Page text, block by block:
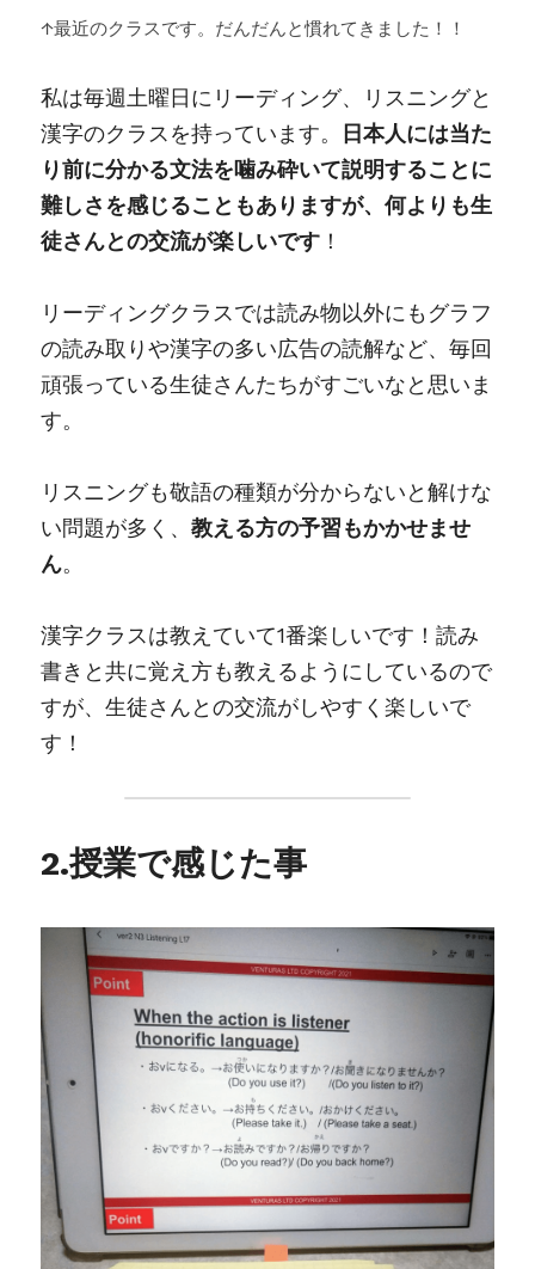
↑最近のクラスです。だんだんと慣れてきました！！
私は毎週土曜日にリーディング、リスニングと
漢字のクラスを持っています。
日本人には当た
り前に分かる文法を噛み砕いて説明することに
難しさを感じることもありますが、何よりも生
徒さんとの交流が楽しいです ！
リーディングクラスでは読み物以外にもグラフ
の読み取りや漢字の多い広告の読解など、毎回
頑張っている生徒さんたちがすごいなと思いま
す。
リスニングも敬語の種類が分からないと解けな
い問題が多く、 教える方の予習もかかせませ
ん。
漢字クラスは教えていて1番楽しいです！読み
書きと共に覚え方も教えるようにしているので
すが、生徒さんとの交流がしやすく楽しいで
す！
2.授業で感じた事